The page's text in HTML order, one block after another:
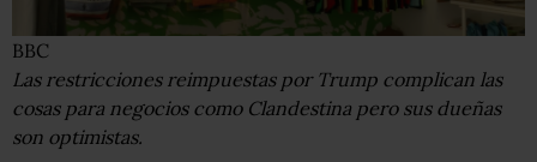
BBC
Las restricciones reimpuestas por Trump complican las
cosas para negocios como Clandestina pero sus dueñas
son optimistas.